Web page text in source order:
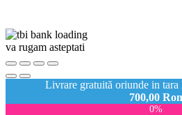
va rugam asteptati
Livrare gratuită oriunde in tara
700,00 Ron
0%